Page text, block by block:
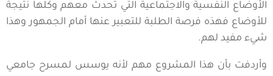
الأوضاع النفسية والاجتماعية التي تحدث معهم وكلها نتيجة
للأوضاع فهذه فرصة الطلبة للتعبير عنها أمام الجمهور وهذا
شيء مفيد لهم.
وأردفت بأن هذا المشروع مهم لأنه يوسس لمسرح جامعي